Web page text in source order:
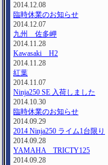
2014.12.08
臨時休業のお知らせ
2014.12.07
九州 佐多岬
2014.11.28
Kawasaki H2
2014.11.28
紅葉
2014.11.07
Ninja250 SE 入荷しました
2014.10.30
臨時休業のお知らせ
2014.09.29
2014 Ninja250 ライム1台限り
2014.09.28
YAMAHA TRICTY125
2014.09.28